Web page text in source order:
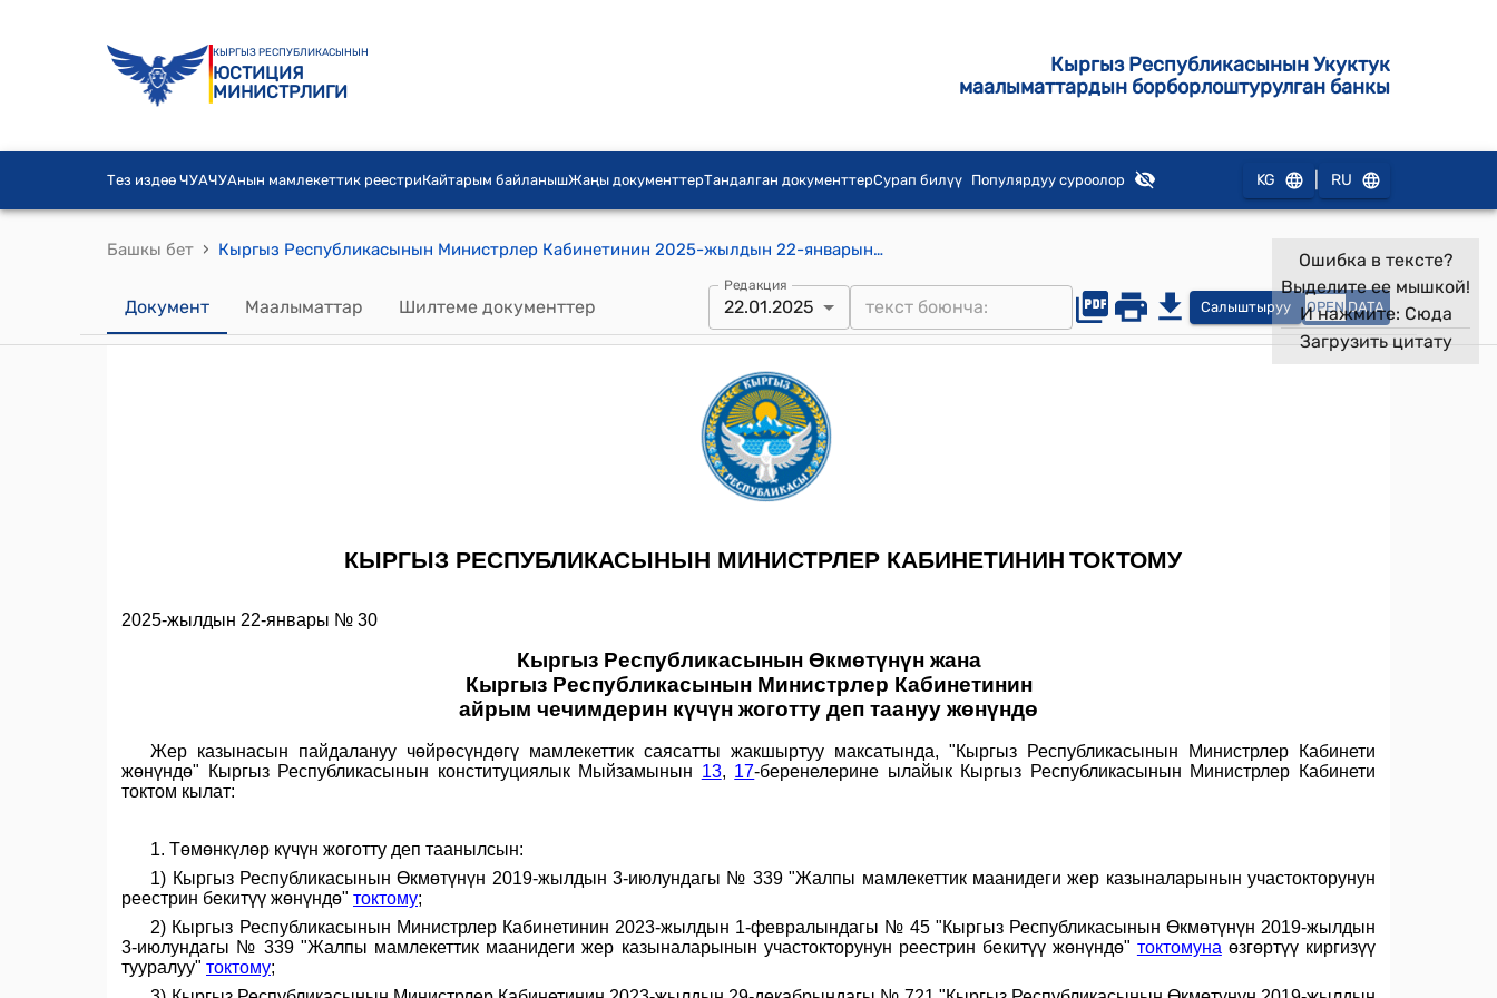
КЫРГЫЗ РЕСПУБЛИКАСЫНЫН
ЮСТИЦИЯ
МИНИСТРЛИГИ
Кыргыз Республикасынын Укуктук
маалыматтардын борборлоштурулган банкы
Тез издөө ЧУАЧУАнын мамлекеттик реестриКайтарым байланышЖаңы документтерТандалган документтерСурап билүү Популярдуу суроолор KG RU
Башкы бет › Кыргыз Республикасынын Министрлер Кабинетинин 2025-жылдын 22-январындагы № 30 "Кыргыз Республикасынын Өкмөтүнүн жана Кыргыз Республикасынын Министрлер Кабинетинин айрым чечимдерин күчүн жоготту деп таануу жөнүндө" токтому
Документ Маалыматтар Шилтеме документтер
Редакция
22.01.2025 Салыштыруу OPEN DATA
Ошибка в тексте?
Выделите ее мышкой!
И нажмите: Сюда
Загрузить цитату